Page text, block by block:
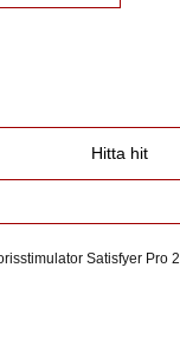
Hitta hit
Satisfyer Pro 2